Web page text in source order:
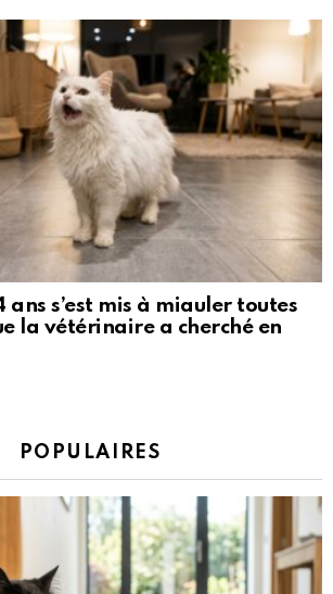
ans s’est mis à miauler toutes
la vétérinaire a cherché en
POPULAIRES